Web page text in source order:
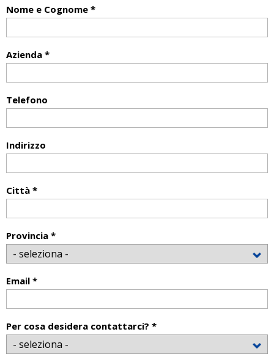
Nome e Cognome *
Azienda *
Telefono
Indirizzo
Città *
Provincia *
Email *
Per cosa desidera contattarci? *